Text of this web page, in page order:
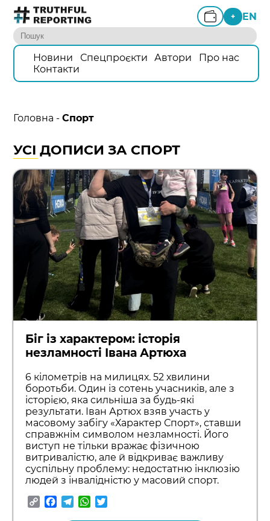
+ EN
Новини Спецпроєкти Автори
Про нас
Контакти
Головна -Спорт
УСІ ДОПИСИ ЗА СПОРТ
Біг із характером: історія
незламності Івана Артюха
6 кілометрів на милицях. 52 хвилини
боротьби. Один із сотень учасників, але з
історією, яка сильніша за будь-які
результати. Іван Артюх взяв участь у
масовому забігу «Характер Спорт», ставши
справжнім символом незламності. Його
виступ не тільки вражає фізичною
витривалістю, але й відкриває важливу
суспільну проблему: недостатню інклюзію
людей з інвалідністю у масовий спорт.
CopyFacebook
TelegramWhatsApp